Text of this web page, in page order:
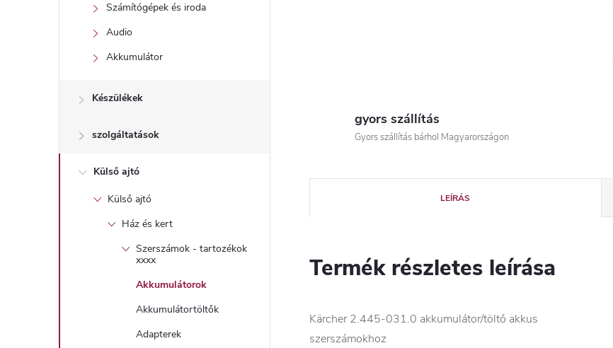
Számítógépek és iroda
Audio
Akkumulátor
Készülékek
szolgáltatások
Külső ajtó
Külső ajtó
Ház és kert
Szerszámok - tartozékok
xxxx
Akkumulátorok
Akkumulátortöltők
Adapterek
gyors szállítás
Gyors szállítás bárhol Magyarországon
LEÍRÁS
Termék részletes leírása
Kärcher 2.445-031.0 akkumulátor/töltő akkus
szerszámokhoz